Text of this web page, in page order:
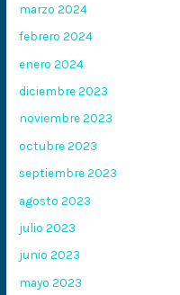
marzo 2024
febrero 2024
enero 2024
diciembre 2023
noviembre 2023
octubre 2023
septiembre 2023
agosto 2023
julio 2023
junio 2023
mayo 2023